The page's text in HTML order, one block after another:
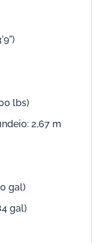
lbs)
2,67 m
gal)
gal)